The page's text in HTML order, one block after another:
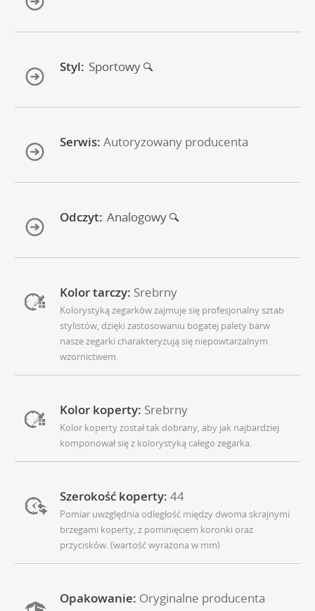
Styl: Sportowy
Serwis: Autoryzowany producenta
Odczyt: Analogowy
Kolor tarczy: Srebrny
Kolorystyką zegarków zajmuje się profesjonalny sztab
stylistów, dzięki zastosowaniu bogatej palety barw
nasze zegarki charakteryzują się niepowtarzalnym
wzornictwem.
Kolor koperty: Srebrny
Kolor koperty został tak dobrany, aby jak najbardziej
komponował się z kolorystyką całego zegarka.
Szerokość koperty: 44
Pomiar uwzględnia odległość między dwoma skrajnymi
brzegami koperty, z pominięciem koronki oraz
przycisków. (wartość wyrażona w mm)
Opakowanie: Oryginalne producenta